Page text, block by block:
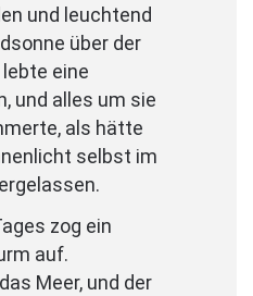
und leuchtend
über der
eine
und alles um sie
als hätte
selbst im
zog ein
auf.
Meer, und der